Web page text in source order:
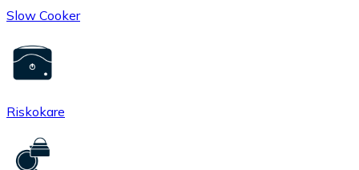
Slow Cooker
Riskokare